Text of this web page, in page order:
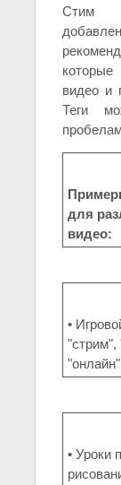
Стим
видео и
Теги
для
видео:
•
"стрим",
"онлайн"
• Уроки